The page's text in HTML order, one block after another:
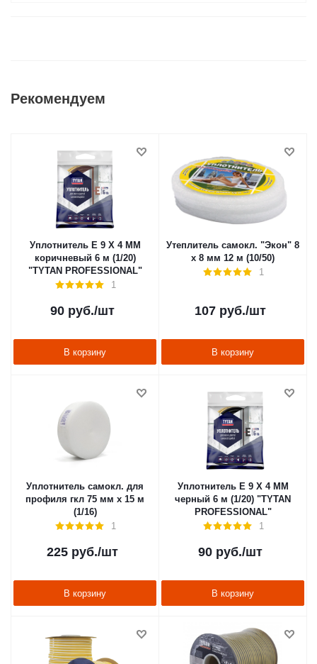
Рекомендуем
Уплотнитель E 9 X 4 MM
коричневый 6 м (1/20)
"TYTAN PROFESSIONAL"
1
90 руб./шт
В корзину
Утеплитель самокл. "Экон" 8
х 8 мм 12 м (10/50)
1
107 руб./шт
В корзину
Уплотнитель самокл. для
профиля гкл 75 мм х 15 м
(1/16)
1
225 руб./шт
В корзину
Уплотнитель E 9 X 4 MM
черный 6 м (1/20) "TYTAN
PROFESSIONAL"
1
90 руб./шт
В корзину